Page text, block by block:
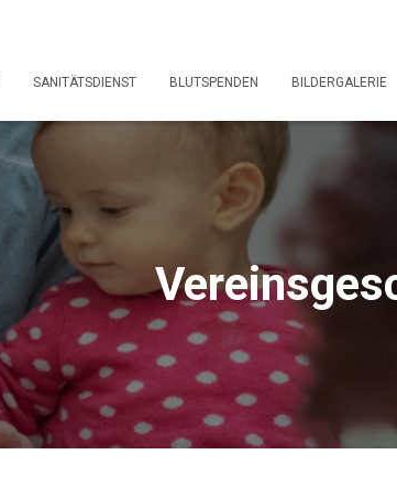
SANITÄTSDIENST BLUTSPENDEN BILDERGALERIE